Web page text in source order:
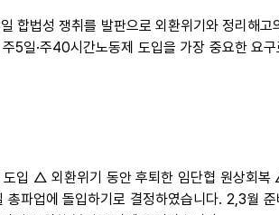
법성 쟁취를 발판으로 외환위기와 정리해고
5일·주40시간노동제 도입을 가장 중요한 요
입 △ 외환위기 동안 후퇴한 임단협 원상회복
파업에 돌입하기로 결정하였습니다. 2,3월